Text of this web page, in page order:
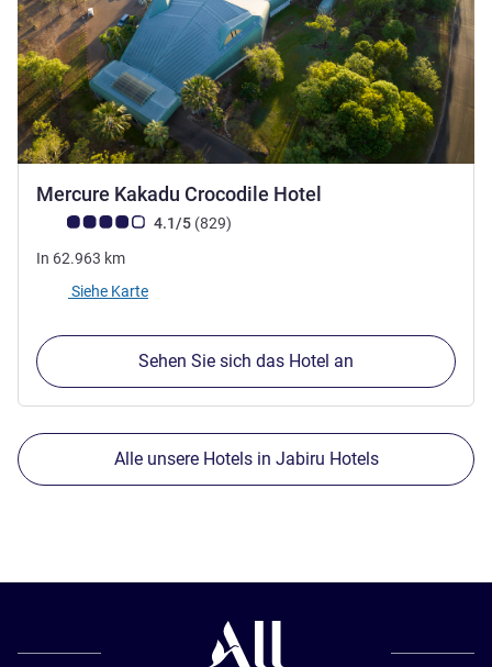
Mercure Kakadu Crocodile Hotel
Note Kundenmeinungen (Bewertung ALL)
4.1/5 (829Bewertungen
)
In 62.963 km
Siehe Karte
Sehen Sie sich das Hotel an
Alle unsere Hotels in Jabiru Hotels